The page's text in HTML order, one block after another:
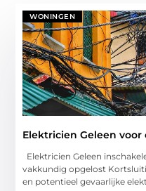
WONINGEN
Elektricien Geleen
Elektricien Geleen
vakkundig opgelost
en potentieel gevaarlijke